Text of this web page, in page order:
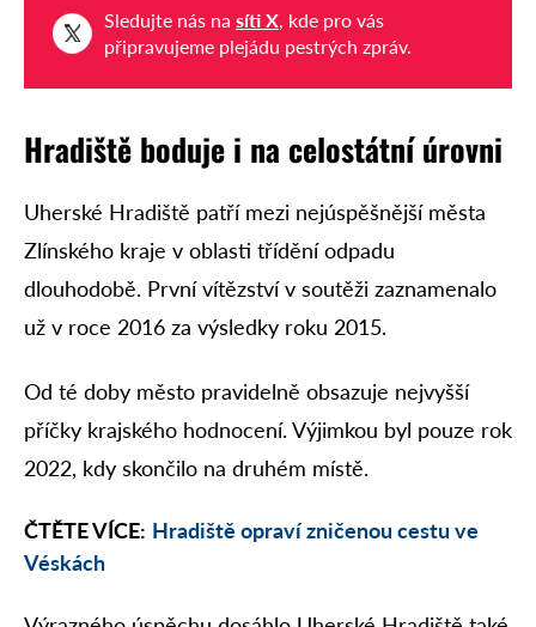
Sledujte nás na síti X, kde pro vás
připravujeme plejádu pestrých zpráv.
Hradiště boduje i na celostátní úrovni
Uherské Hradiště patří mezi nejúspěšnější města
Zlínského kraje v oblasti třídění odpadu
dlouhodobě. První vítězství v soutěži zaznamenalo
už v roce 2016 za výsledky roku 2015.
Od té doby město pravidelně obsazuje nejvyšší
příčky krajského hodnocení. Výjimkou byl pouze rok
2022, kdy skončilo na druhém místě.
ČTĚTE VÍCE: Hradiště opraví zničenou cestu ve
Véskách